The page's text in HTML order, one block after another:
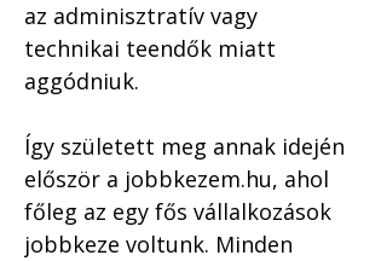
az adminisztratív vagy
technikai teendők miatt
aggódniuk.
Így született meg annak idején
először a jobbkezem.hu, ahol
főleg az egy fős vállalkozások
jobbkeze voltunk. Minden